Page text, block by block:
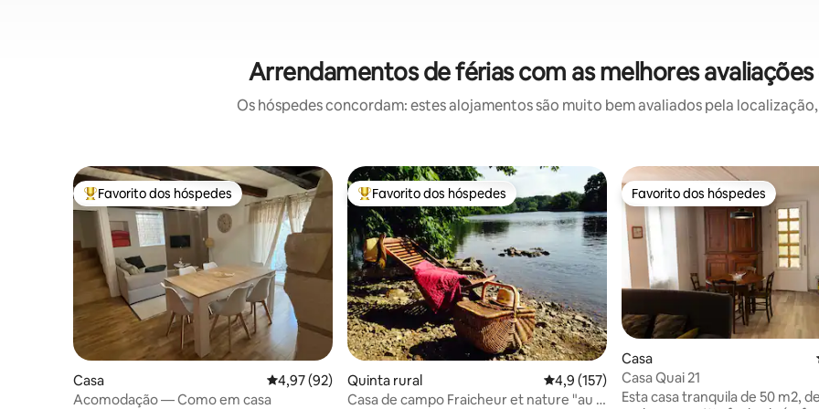
Arrendamentos de férias com as melhores
Os hóspedes concordam: estes alojamentos são muito bem avaliados pela
Favoritos dos hóspedes mais apreciados
Favorito dos hóspedes
Casa Classificação média de 4,97 em 5 estrelas, 92avaliações
4,97 (92)
Acomodação — Como em casa
Favoritos dos hóspedes mais apreciados
Favorito dos hóspedes
Quinta rural Classificação média de 4,9 em 5 estrelas,
4,9 (157)
Casa de campo Fraicheur et nature "au fil
Favorito dos hóspedes
Favorito dos hóspedes
Casa
Casa Quai 21
Esta casa tranquila de 50 m2,